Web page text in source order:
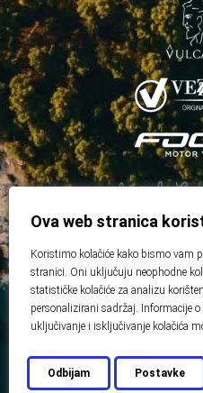
© 2026 Best Real Estate
Ova web stranica
Koristimo kolačiće kako bismo vam
stranici. Oni uključuju neophodne
statističke kolačiće za analizu
personalizirani sadržaj. Informacije
uključivanje i isključivanje kolačića
Odbijam Postavke